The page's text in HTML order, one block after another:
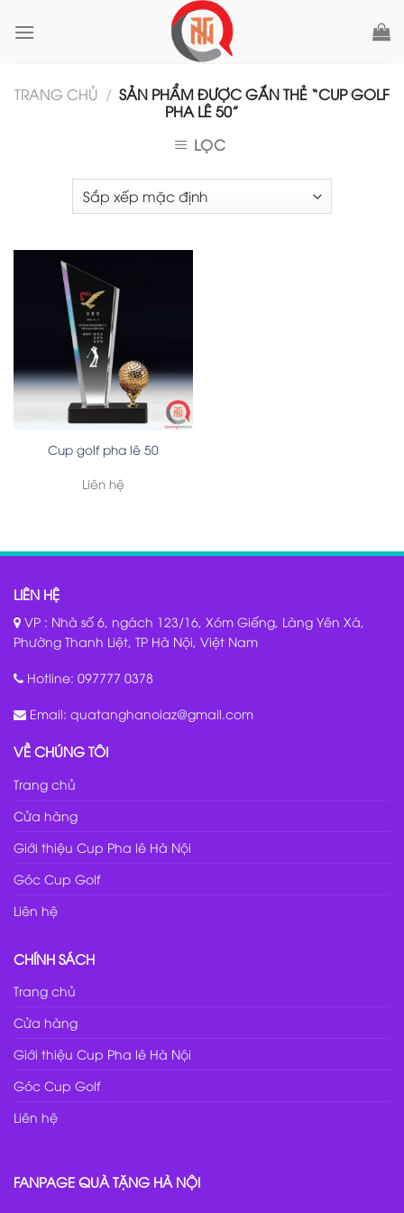
TRANG CHỦ / SẢN PHẨM ĐƯỢC GẮN THẺ “CUP GOLF
PHA LÊ 50”
LỌC
Cup golf pha lê 50
Liên hệ
LIÊN HỆ
VP : Nhà số 6, ngách 123/16, Xóm Giếng, Làng Yên Xá,
Phường Thanh Liệt, TP Hà Nội, Việt Nam
Hotline: 097777 0378
Email: quatanghanoiaz@gmail.com
VỀ CHÚNG TÔI
Trang chủ
Cửa hàng
Giới thiệu Cup Pha lê Hà Nội
Góc Cup Golf
Liên hệ
CHÍNH SÁCH
Trang chủ
Cửa hàng
Giới thiệu Cup Pha lê Hà Nội
Góc Cup Golf
Liên hệ
FANPAGE QUÀ TẶNG HÀ NỘI